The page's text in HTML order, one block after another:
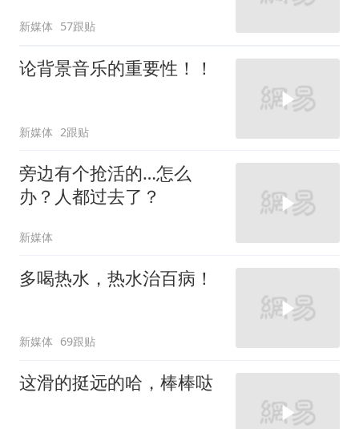
新媒体 57跟贴
论背景音乐的重要性！！
新媒体 2跟贴
旁边有个抢活的…怎么
办？人都过去了？
新媒体
多喝热水，热水治百病！
新媒体 69跟贴
这滑的挺远的哈，棒棒哒